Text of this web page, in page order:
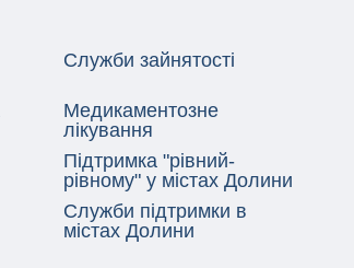
Служби зайнятості
Медикаментозне
лікування
Підтримка "рівний-
рівному" у містах Долини
Служби підтримки в
містах Долини